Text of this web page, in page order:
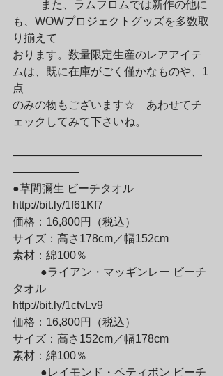
も、WOWプロジェクトグッズを多数取
り揃えて
おります。数量限定生産のレアアイテ
ムは、既に在庫がごく僅かなものや、1
点
のみの物もございます☆　あわせてチ
ェックしてみて下さいね。
—————————————————
——————
●草間彌生 ビーチタオル
http://bit.ly/1f61Kf7
価格：16,800円（税込）
サイズ：高さ178cm／幅152cm
素材：綿100％
タオル
http://bit.ly/1ctvLv9
価格：16,800円（税込）
サイズ：高さ152cm／幅178cm
素材：綿100％